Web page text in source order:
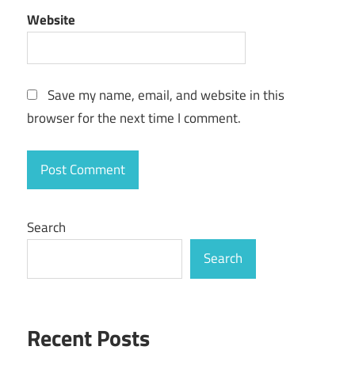
Website
Save my name, email, and website in this
browser for the next time I comment.
Search
Search
Recent Posts